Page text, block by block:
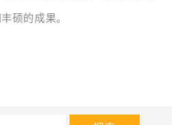
硕的成果。